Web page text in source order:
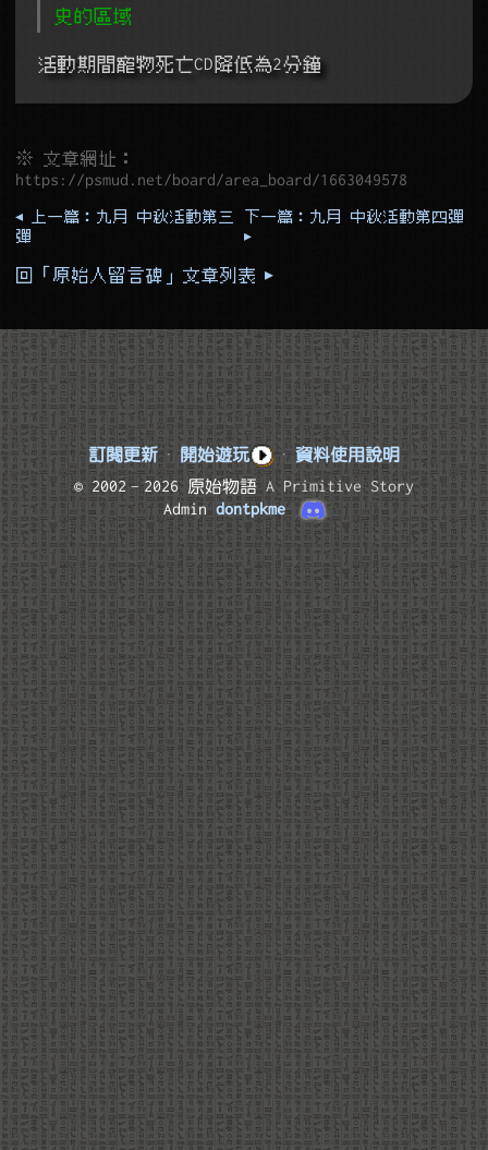
史的區域
活動期間寵物死亡CD降低為2分鐘
※ 文章網址：
https://psmud.net/board/area_board/1663049578
◂ 上一篇：九月 中秋活動第三
彈
下一篇：九月 中秋活動第四彈
▸
回「原始人留言碑」文章列表 ▸
訂閱更新 · 開始遊玩 · 資料使用說明
© 2002–2026 原始物語 A Primitive Story
Admin dontpkme